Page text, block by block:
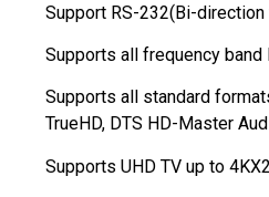
Support RS-232(Bi-
Supports all frequency band
Supports all standard
TrueHD, DTS HD-Master
Supports UHD TV up to